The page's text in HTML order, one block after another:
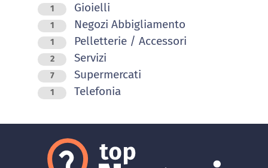
1 Gioielli
1 Negozi Abbigliamento
1 Pelletterie / Accessori
2 Servizi
7 Supermercati
1 Telefonia